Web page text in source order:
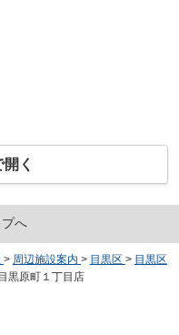
く
へ
> 周辺施設案内 > 目黒区 > 目黒区
黒原町１丁目店